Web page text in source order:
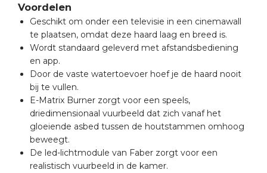
Voordelen
Geschikt om onder een televisie in een cinemawall
te plaatsen, omdat deze haard laag en breed is.
Wordt standaard geleverd met afstandsbediening
en app.
Door de vaste watertoevoer hoef je de haard nooit
bij te vullen.
E-Matrix Burner zorgt voor een speels,
driedimensionaal vuurbeeld dat zich vanaf het
gloeiende asbed tussen de houtstammen omhoog
beweegt.
De led-lichtmodule van Faber zorgt voor een
realistisch vuurbeeld in de kamer.